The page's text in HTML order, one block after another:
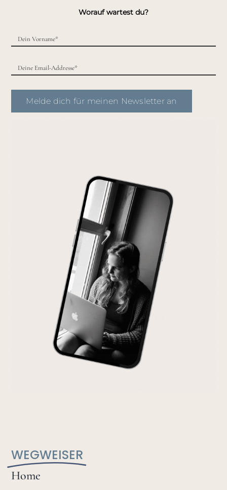
WEGWEISER
Home
Worauf wartest du?
Melde dich für meinen Newsletter an